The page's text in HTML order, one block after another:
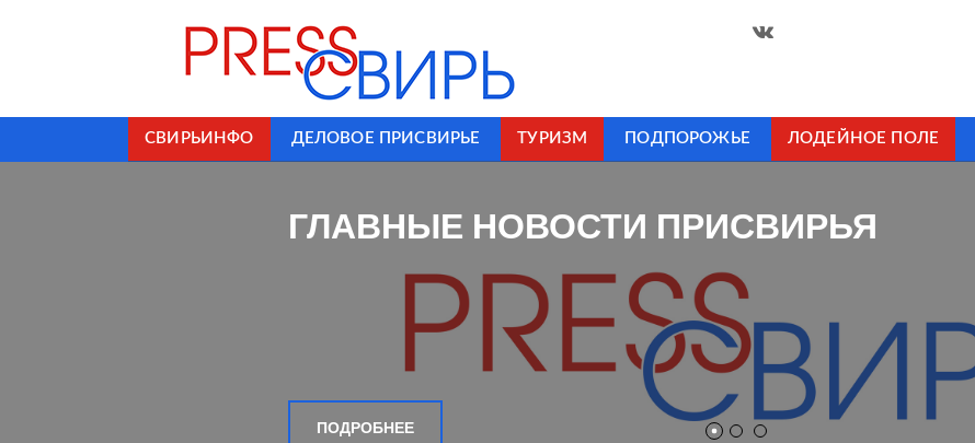
СВИРЬИНФО ДЕЛОВОЕ ПРИСВИРЬЕ ТУРИЗМ ПОДПОРОЖЬЕ ЛОДЕЙНОЕ ПОЛЕ
ГЛАВНЫЕ НОВОСТИ ПРИСВИРЬЯ